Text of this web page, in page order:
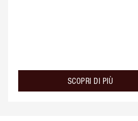
SCOPRI DI PIÙabout the